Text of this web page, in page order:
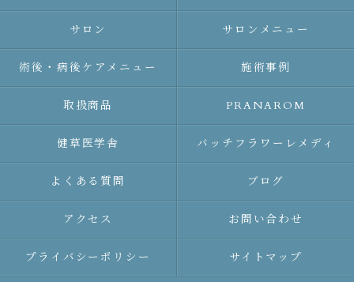
サロン サロンメニュー
術後・病後ケアメニュー 施術事例
取扱商品 PRANAROM
健草医学舎 バッチフラワーレメディ
よくある質問 ブログ
アクセス お問い合わせ
プライバシーポリシー サイトマップ